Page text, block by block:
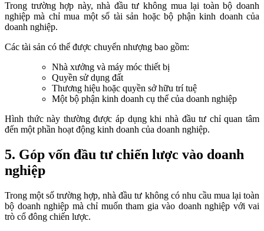
Trong trường hợp này, nhà đầu tư không mua lại toàn bộ doanh
nghiệp mà chỉ mua một số tài sản hoặc bộ phận kinh doanh của
doanh nghiệp.
Các tài sản có thể được chuyển nhượng bao gồm:
Nhà xưởng và máy móc thiết bị
Quyền sử dụng đất
Thương hiệu hoặc quyền sở hữu trí tuệ
Một bộ phận kinh doanh cụ thể của doanh nghiệp
Hình thức này thường được áp dụng khi nhà đầu tư chỉ quan tâm
đến một phần hoạt động kinh doanh của doanh nghiệp.
5. Góp vốn đầu tư chiến lược vào doanh
nghiệp
Trong một số trường hợp, nhà đầu tư không có nhu cầu mua lại toàn
bộ doanh nghiệp mà chỉ muốn tham gia vào doanh nghiệp với vai
trò cổ đông chiến lược.